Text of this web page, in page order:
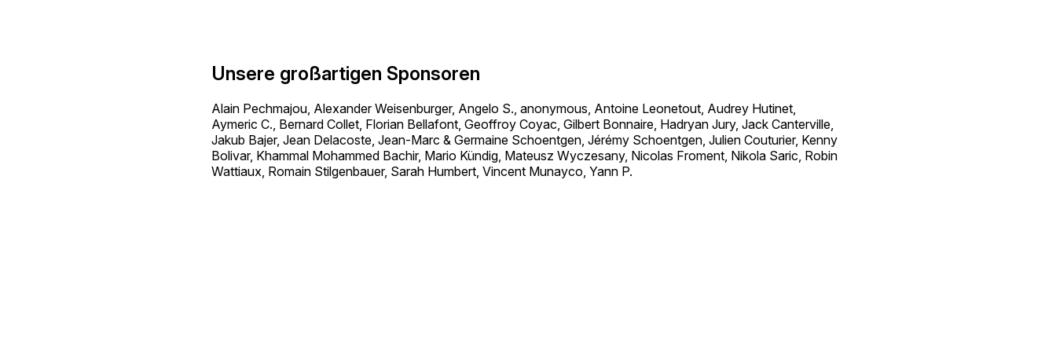
Unsere großartigen Sponsoren
Alain Pechmajou, Alexander Weisenburger, Angelo S., anonymous, Antoine Leonetout, Audrey Hutinet,
Aymeric C., Bernard Collet, Florian Bellafont, Geoffroy Coyac, Gilbert Bonnaire, Hadryan Jury, Jack Canterville,
Jakub Bajer, Jean Delacoste, Jean-Marc & Germaine Schoentgen, Jérémy Schoentgen, Julien Couturier, Kenny
Bolivar, Khammal Mohammed Bachir, Mario Kündig, Mateusz Wyczesany, Nicolas Froment, Nikola Saric, Robin
Wattiaux, Romain Stilgenbauer, Sarah Humbert, Vincent Munayco, Yann P.